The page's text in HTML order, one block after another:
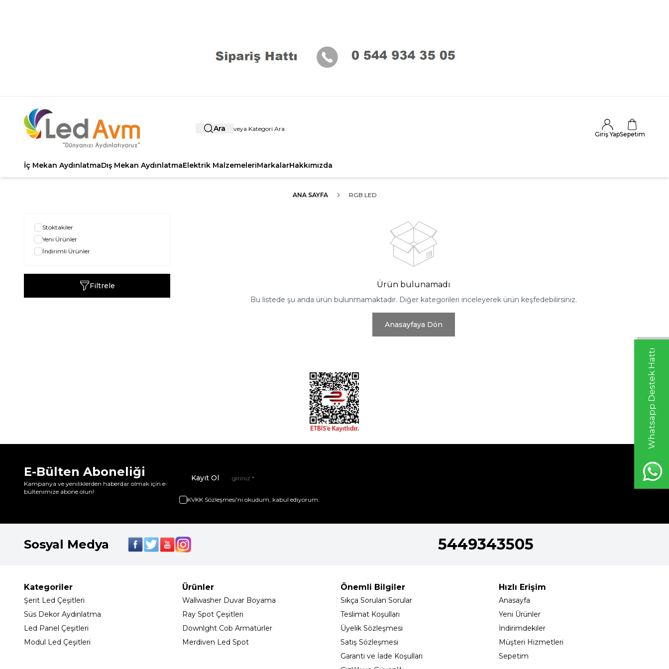
Whatsapp Destek Hattı
Ara
Giriş YapSepetim
İç Mekan AydınlatmaDış Mekan AydınlatmaElektrik MalzemeleriMarkalarHakkımızda
ANA SAYFA RGB LED
Stoktakiler
Yeni Ürünler
İndirimli Ürünler
Filtrele Ürün bulunamadı
Bu listede şu anda ürün bulunmamaktadır. Diğer kategorileri inceleyerek ürün keşfedebilirsiniz.
Anasayfaya Dön
E-Bülten Aboneliği
Kampanya ve yeniliklerden haberdar olmak için e-
bültenimize abone olun!
Kayıt Ol
KVKK Sözleşmesi'ni okudum, kabul ediyorum.
Sosyal Medya 5449343505
Kategoriler
Şerit Led Çeşitleri
Süs Dekor Aydınlatma
Led Panel Çeşitleri
Modul Led Çeşitleri
Ürünler
Wallwasher Duvar Boyama
Ray Spot Çeşitleri
Downlght Cob Armatürler
Merdiven Led Spot
Önemli Bilgiler
Sıkça Sorulan Sorular
Teslimat Koşulları
Üyelik Sözleşmesi
Satış Sözleşmesi
Garanti ve İade Koşulları
Hızlı Erişim
Anasayfa
Yeni Ürünler
İndirimdekiler
Müşteri Hizmetleri
Sepetim